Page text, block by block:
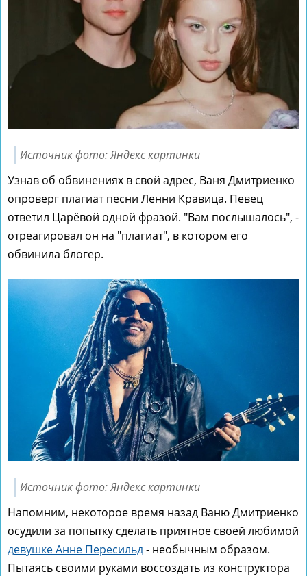
Источник фото: Яндекс картинки
Узнав об обвинениях в свой адрес, Ваня Дмитриенко
опроверг плагиат песни Ленни Кравица. Певец
ответил Царёвой одной фразой. "Вам послышалось", -
отреагировал он на "плагиат", в котором его
обвинила блогер.
Источник фото: Яндекс картинки
Напомним, некоторое время назад Ваню Дмитриенко
осудили за попытку сделать приятное своей любимой
девушке Анне Пересильд- необычным образом.
Пытаясь своими руками воссоздать из конструктора